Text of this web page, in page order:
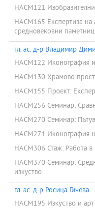
HACM121
HACM165 Експертиза на
средновековни
гл. ас. д-р Владимир
HACM122 Иконография
HACM130 Храмово
HACM155 Проект:
HACM256 Семинар:
HACM270 Семинар:
HACM271 Иконография
HACM306 Стаж: Работа в
HACM370 Семинар:
изкуство
гл. ас. д-р Росица Гичева
HACM195 Изкуство и